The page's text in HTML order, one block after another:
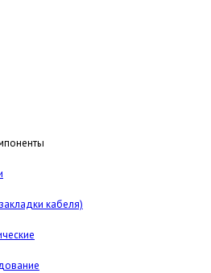
кабеля)